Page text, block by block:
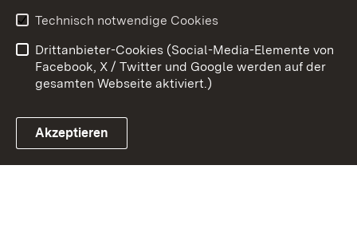
Link zum Landesportal
Barrierefreiheit
Impressum Cookies
Technisch notwendige Cookies
Drittanbieter-Cookies (Social-Media-Elemente von
Facebook, X / Twitter und Google werden auf der
gesamten Webseite aktiviert.)
Akzeptieren